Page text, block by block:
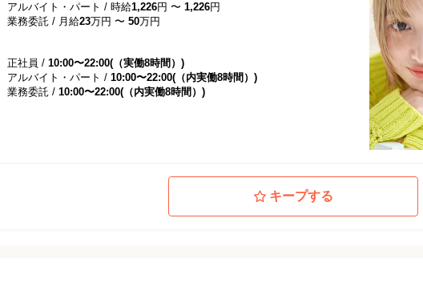
アルバイト・パート / 時給1,226円 〜 1,226円
業務委託/ 月給23万円 〜 50万円
正社員 / 10:00〜22:00(（実働8時間）)
アルバイト・パート / 10:00〜22:00(（内実働8時間）)
業務委託/ 10:00〜22:00(（内実働8時間）)
キープする